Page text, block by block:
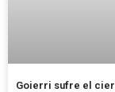
Goierri sufre el